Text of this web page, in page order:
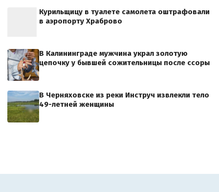
Курильщицу в туалете самолета оштрафовали
в аэропорту Храброво
В Калининграде мужчина украл золотую
цепочку у бывшей сожительницы после ссоры
В Черняховске из реки Инструч извлекли тело
49-летней женщины